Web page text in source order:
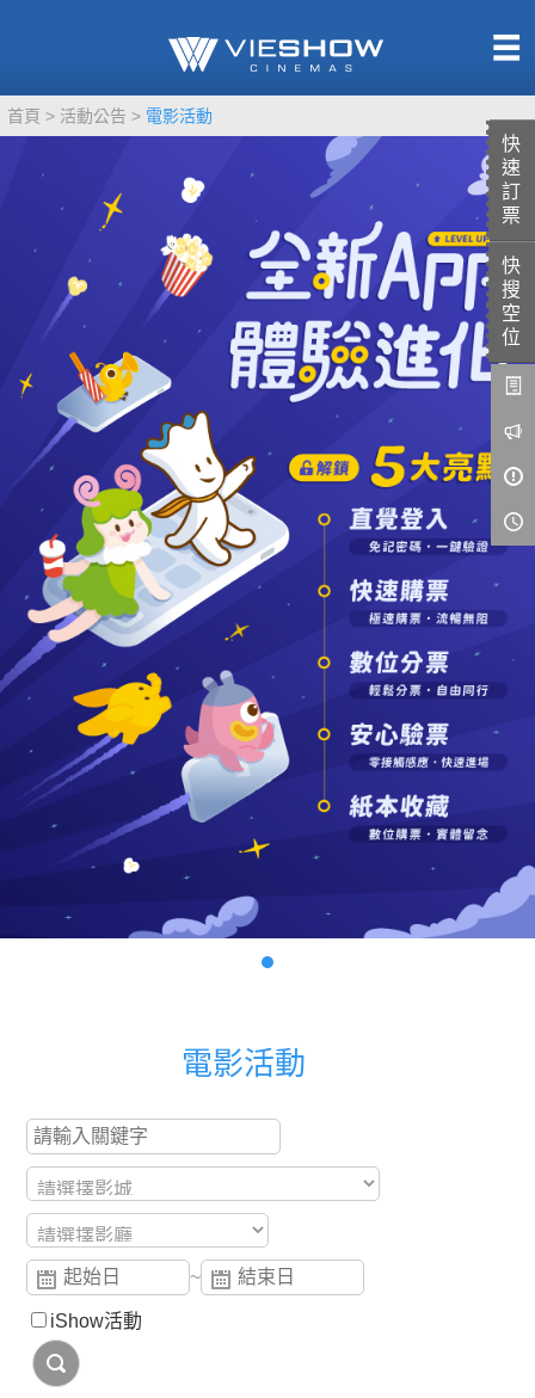
快
速
訂
票
快
搜
空
位
首頁 活動公告 電影活動
電影活動
~
iShow活動
即將上映
TITAN SCREEN
MUCROWN
4DX
VR 演唱會
GOLD CLASS
AD口述影像
LIVE演唱會
影城餐飲
UNICORN
影城公告
影城活動
中獎名單
合作夥伴
商家介紹
商場活動
會員Q&A